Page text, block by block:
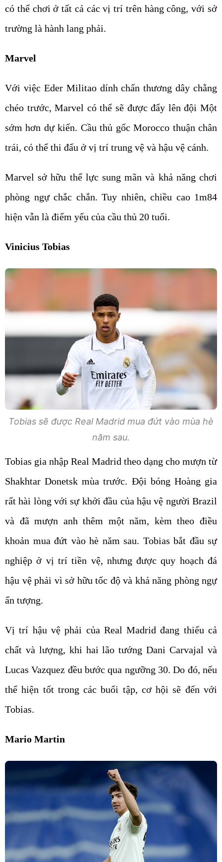
có thể chơi ở tất cả các vị trí trên hàng công, với sở
trường là hành lang phải.
Marvel
Với việc Eder Militao dính chấn thương dây chằng
chéo trước, Marvel có thể sẽ được đẩy lên đội Một
sớm hơn dự kiến. Cầu thủ gốc Morocco thuận chân
trái, có thể thi đấu ở vị trí trung vệ và hậu vệ cánh.
Marvel sở hữu thể lực sung mãn và khả năng chơi
phòng ngự chắc chắn. Tuy nhiên, chiều cao 1m84
hiện vẫn là điểm yếu của cầu thủ 20 tuổi.
Vinicius Tobias
Tobias sẽ được Real Madrid mua đứt vào mùa hè
năm sau.
Tobias gia nhập Real Madrid theo dạng cho mượn từ
Shakhtar Donetsk mùa trước. Đội bóng Hoàng gia
rất hài lòng với sự khởi đầu của hậu vệ người Brazil
và đã mượn anh thêm một năm, kèm theo điều
khoản mua đứt vào hè năm sau. Tobias bắt đầu sự
nghiệp ở vị trí tiền vệ, nhưng được quy hoạch đá
hậu vệ phải vì sở hữu tốc độ và khả năng phòng ngự
ấn tượng.
Vị trí hậu vệ phải của Real Madrid đang thiếu cả
chất và lượng, khi hai lão tướng Dani Carvajal và
Lucas Vazquez đều bước qua ngưỡng 30. Do đó, nếu
thể hiện tốt trong các buổi tập, cơ hội sẽ đến với
Tobias.
Mario Martin